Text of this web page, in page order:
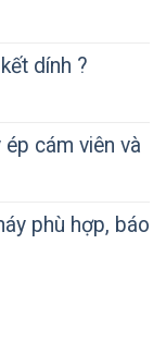
dính ?
cám viên và
phù hợp, báo